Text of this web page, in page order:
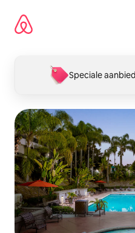
direct
naar
Speciale